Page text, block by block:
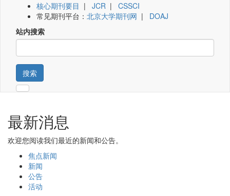
核心期刊要目 | JCR | CSSCI
常见期刊平台： 北京大学期刊网 | DOAJ
站内搜索
搜索
最新消息
欢迎您阅读我们最近的新闻和公告。
焦点新闻
新闻
公告
活动